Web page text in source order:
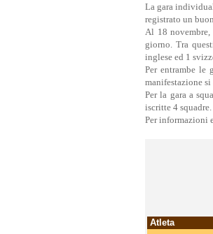
La gara
registrato un
Al 18
giorno. Tra
inglese ed 1
Per entrambe le
manifestazione
Per la gara a
iscritte 4 squadre.
Per informazioni
Atleta